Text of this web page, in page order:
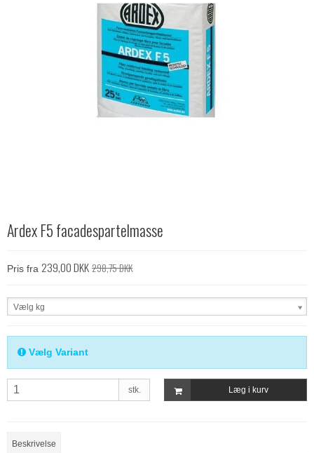
Ardex F5 facadespartelmasse
Pris fra 239,00 DKK298,75 DKK
Vælg kg
Vælg Variant
stk. Læg i kurv
Beskrivelse